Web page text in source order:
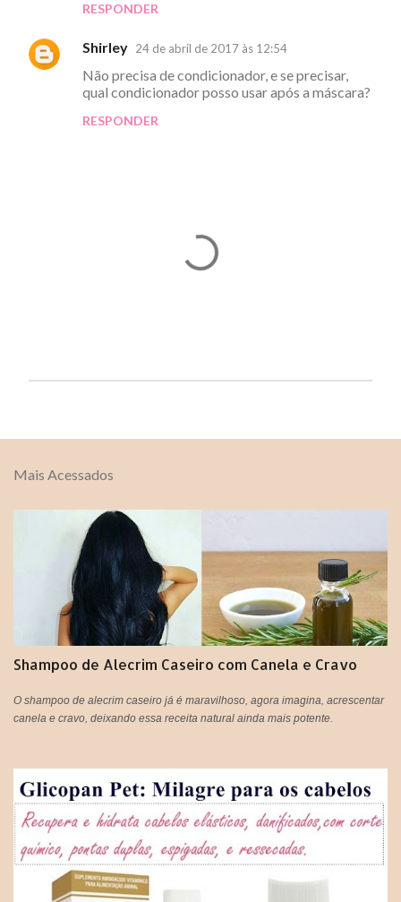
e
n
RESPONDER
Shirley 24 de abril de 2017 às 12:54
Não precisa de condicionador, e se precisar,
qual condicionador posso usar após a máscara?
RESPONDER
s
a
u
á
r
o
Mais Acessados
Shampoo de Alecrim Caseiro com Canela e Cravo
O shampoo de alecrim caseiro já é maravilhoso, agora imagina, acrescentar
canela e cravo, deixando essa receita natural ainda mais potente.